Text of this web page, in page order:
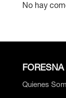
No hay
FORESNA
Quienes